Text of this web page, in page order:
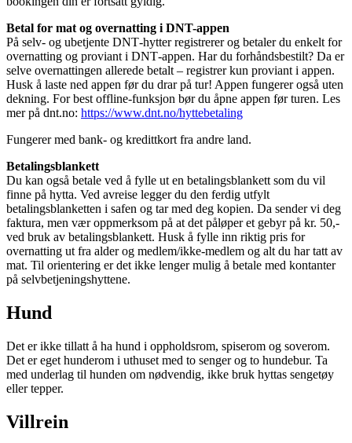
Betal for mat og overnatting i DNT-appen
På selv- og ubetjente DNT‑hytter registrerer og betaler du enkelt for
overnatting og proviant i DNT‑appen. Har du forhåndsbestilt? Da er
selve overnattingen allerede betalt – registrer kun proviant i appen.
Husk å laste ned appen før du drar på tur! Appen fungerer også uten
dekning. For best offline‑funksjon bør du åpne appen før turen. Les
mer på dnt.no: https://www.dnt.no/hyttebetaling
Fungerer med bank- og kredittkort fra andre land.
Betalingsblankett
Du kan også betale ved å fylle ut en betalingsblankett som du vil
finne på hytta. Ved avreise legger du den ferdig utfylt
betalingsblanketten i safen og tar med deg kopien. Da sender vi deg
faktura, men vær oppmerksom på at det påløper et gebyr på kr. 50,-
ved bruk av betalingsblankett. Husk å fylle inn riktig pris for
overnatting ut fra alder og medlem/ikke-medlem og alt du har tatt av
mat. Til orientering er det ikke lenger mulig å betale med kontanter
på selvbetjeningshyttene.
Hund
Det er ikke tillatt å ha hund i oppholdsrom, spiserom og soverom.
Det er eget hunderom i uthuset med to senger og to hundebur. Ta
med underlag til hunden om nødvendig, ikke bruk hyttas sengetøy
eller tepper.
Villrein